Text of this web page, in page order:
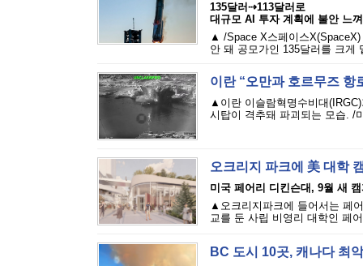
135달러⇢113달러로
대규모 AI 투자 계획에 불안 느껴
▲ /Space X스페이스
안 돼 공모가인 135달러를 크게
이란 “오만과 호르무즈 항
▲이란 이슬람혁명수비대
시탑이 격추돼 파괴되는 모습. /
오크리지 파크에 美 대학
미국 페어리 디킨슨대, 9월 새
▲오크리지파크에 들어서는 페
교를 둔 사립 비영리 대학인 페
BC 도시 10곳, 캐나다 최